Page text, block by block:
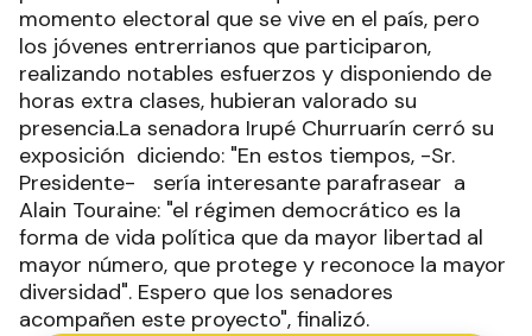
momento electoral que se vive en el país, pero
los jóvenes entrerrianos que participaron,
realizando notables esfuerzos y disponiendo de
horas extra clases, hubieran valorado su
presencia.La senadora Irupé Churruarín cerró su
exposición diciendo: "En estos tiempos, -Sr.
Presidente- sería interesante parafrasear a
Alain Touraine: "el régimen democrático es la
forma de vida política que da mayor libertad al
mayor número, que protege y reconoce la mayor
diversidad". Espero que los senadores
acompañen este proyecto", finalizó.